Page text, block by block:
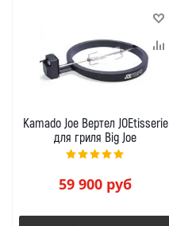
Kamado Joe Вертел JOEtisserie
для гриля Big Joe
59 900 руб